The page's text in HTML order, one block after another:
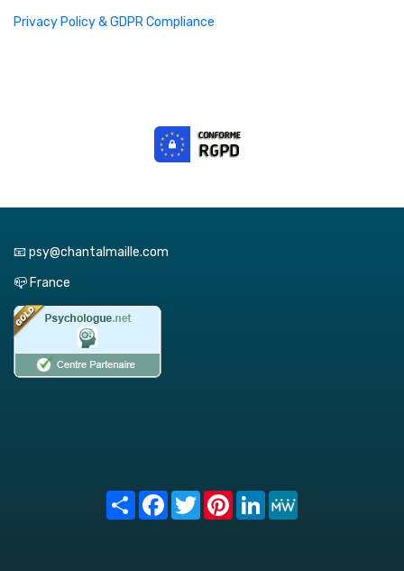
Privacy Policy & GDPR Compliance
📧 psy@chantalmaille.com
📪 France
Share FacebookTwitterPinterest
LinkedIn